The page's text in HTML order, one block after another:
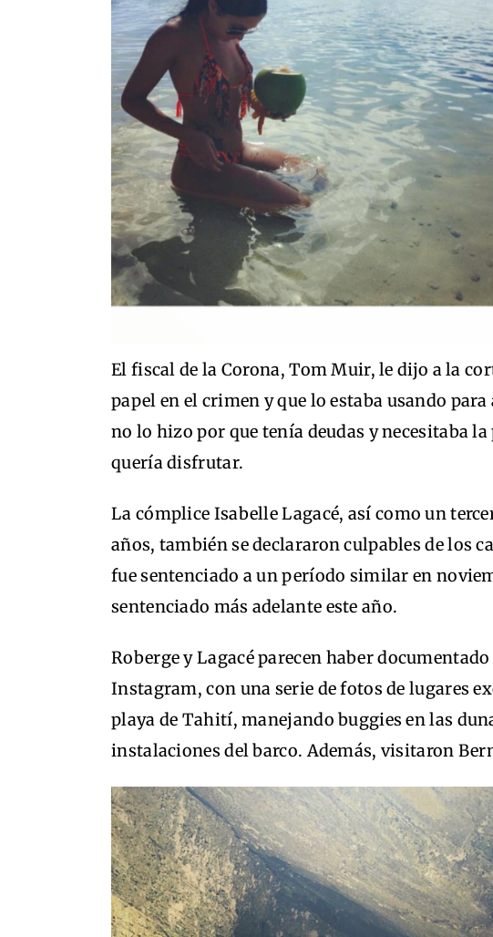
El fiscal de la Corona, Tom Muir, le dijo a la
papel en el crimen y que lo estaba usando
no lo hizo por que tenía deudas y necesitaba
quería disfrutar.
La cómplice Isabelle Lagacé, así como un
años, también se declararon culpables de los
fue sentenciado a un período similar en
sentenciado más adelante este año.
Roberge y Lagacé parecen haber
Instagram, con una serie de fotos de lugares
playa de Tahití, manejando buggies en las
instalaciones del barco. Además, visitaron